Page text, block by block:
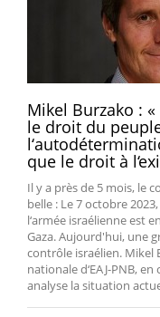
Mikel Burzako :
le droit du
que le droit à
Il y a près de 5 mois, le
belle : Le 7 octobre
l‘armée israélienne est
Gaza. Aujourd'hui, une
contrôle israélien. Mikel
nationale d‘EAJ-PNB,
analyse la situation